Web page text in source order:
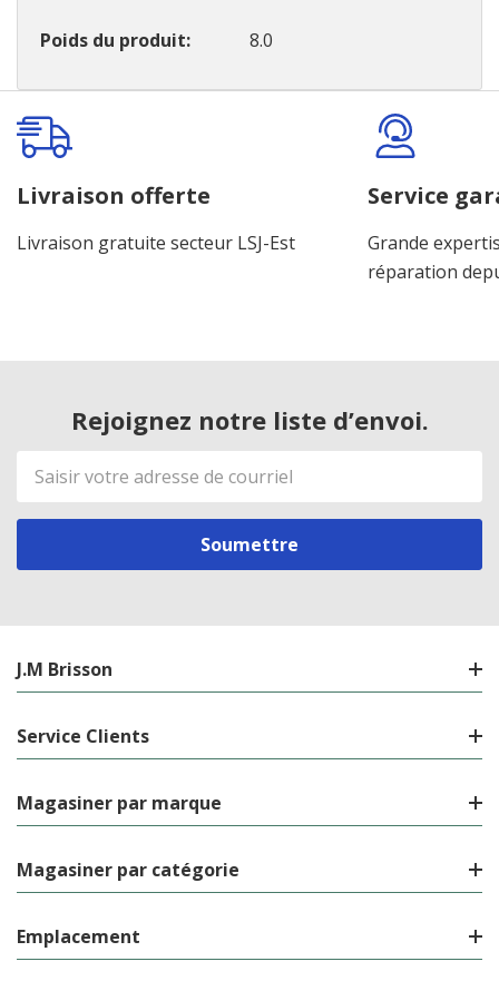
Poids du produit 8.0
Onglet
personnalisé
Livraison offerte
Livraison gratuite secteur LSJ-Est
Service
Grande
réparation
Rejoignez notre liste d’envoi.
Adresse
de
courriel
J.M Brisson
Service Clients
Magasiner par marque
Magasiner par catégorie
Emplacement